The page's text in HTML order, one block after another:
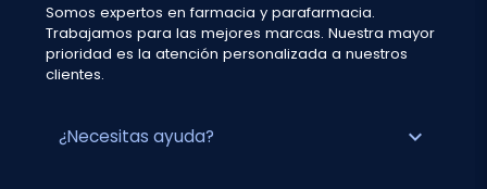
Somos expertos en farmacia y parafarmacia.
Trabajamos para las mejores marcas. Nuestra mayor
prioridad es la atención personalizada a nuestros
clientes.
¿Necesitas ayuda? expand_more